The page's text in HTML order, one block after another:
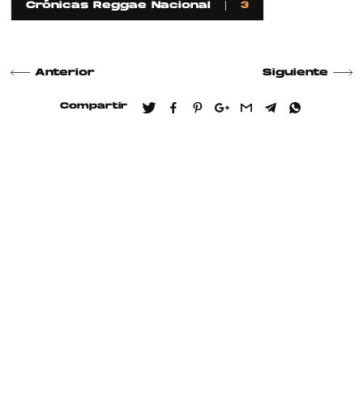
Crónicas Reggae Nacional 3
Anterior Siguiente
Compartir